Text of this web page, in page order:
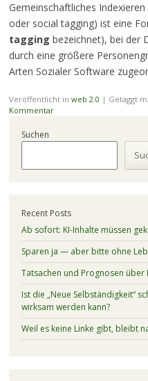
Gemeinschaftliches
oder social tagging) ist eine
tagging bezeichnet), bei der
durch eine größere
Arten Sozialer Software
Veröffentlicht in web 2.0 | Getaggt
Kommentar
Suchen
Recent Posts
Ab sofort: KI-Inhalte müssen
Sparen ja — aber bitte ohne
Tatsachen und Prognosen über
Ist die „Neue Selbständigkeit“
wirksam werden kann?
Weil es keine Linke gibt, bleibt